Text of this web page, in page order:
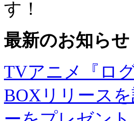
す！
最新のお知らせ
TVアニメ『ロ
BOXリリース